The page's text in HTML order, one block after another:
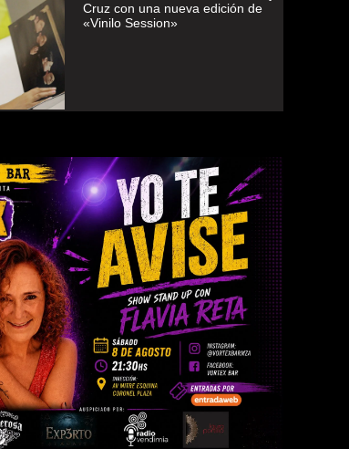
Cruz con una nueva edición de
«Vinilo Session»